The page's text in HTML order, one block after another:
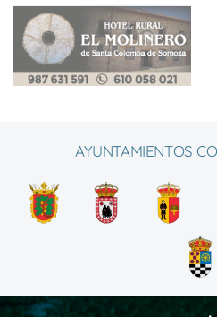
AYUNTAMIENTOS